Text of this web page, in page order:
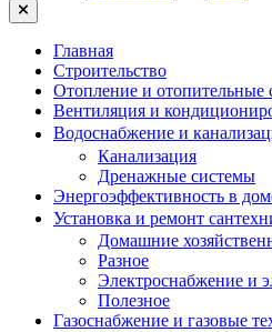
Close
Главная
Строительство
Отопление и отопительные
Вентиляция и
Водоснабжение и
Канализация
Дренажные системы
Энергоэффективность в
Установка и ремонт
Домашние
Разное
Электроснабжение и
Полезное
Газоснабжение и газовые